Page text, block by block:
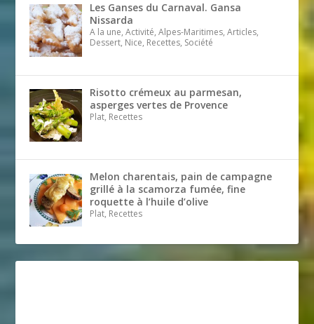
Les Ganses du Carnaval. Gansa
Nissarda
A la une, Activité, Alpes-Maritimes, Articles,
Dessert, Nice, Recettes, Société
Risotto crémeux au parmesan,
asperges vertes de Provence
Plat, Recettes
Melon charentais, pain de campagne
grillé à la scamorza fumée, fine
roquette à l’huile d’olive
Plat, Recettes